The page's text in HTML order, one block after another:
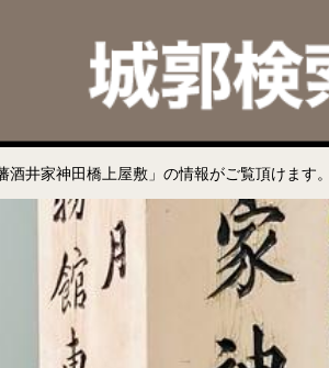
井家神田橋上屋敷」の情報がご覧頂けます。